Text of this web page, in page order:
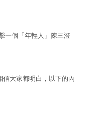
一個「年輕人」陳三澄
大家都明白，以下的內